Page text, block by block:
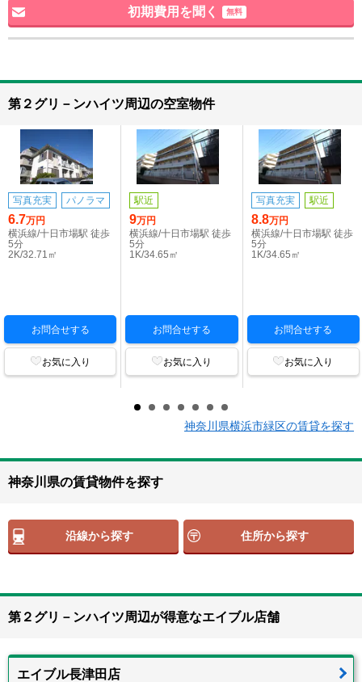
初期費用を聞く 無料
第２グリ－ンハイツ周辺の空室物件
写真充実 パノラマ
6.7万円
横浜線/十日市場駅 徒歩
5分
2K/32.71㎡
お問合せする
お気に入り
駅近
9万円
横浜線/十日市場駅 徒歩
5分
1K/34.65㎡
お問合せする
お気に入り
写真充実 駅近
8.8万円
横浜線/十日市場駅 徒歩
5分
1K/34.65㎡
お問合せする
お気に入り
神奈川県横浜市緑区の賃貸を探す
神奈川県の賃貸物件を探す
沿線から探す 住所から探す
第２グリ－ンハイツ周辺が得意なエイブル店舗
エイブル長津田店